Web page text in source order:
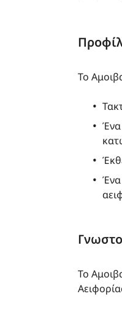
Το
Ένα
Ένα
Το